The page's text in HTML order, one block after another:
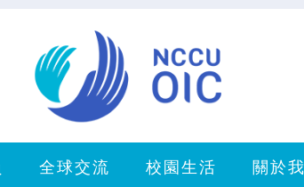
全球交流 校園生活 關於